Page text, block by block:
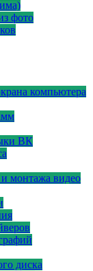
фото
компьютера
ВК
монтажа видео
диска